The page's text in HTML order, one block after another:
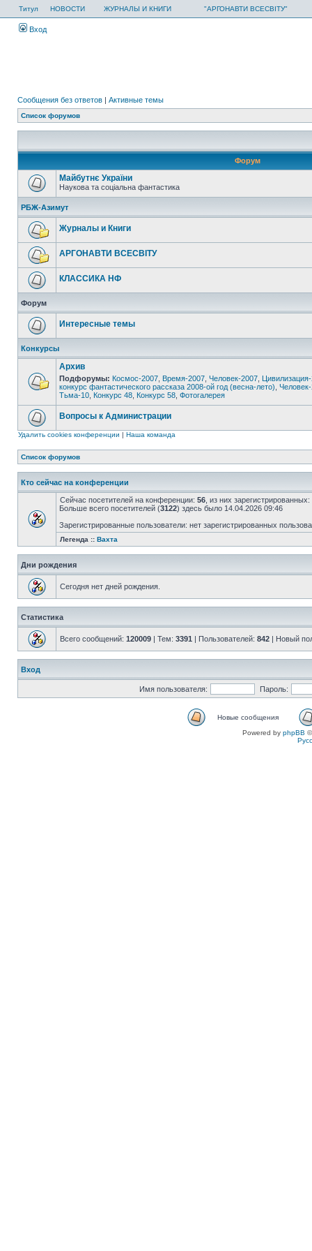
Титул НОВОСТИ ЖУРНАЛЫ И КНИГИ "АРГОНАВТИ ВСЕСВІТУ"
Вход
Сообщения без ответов | Активные темы
Список форумов
Форум
Майбутнє України
Наукова та соціальна фантастика
РБЖ-Азимут
Журналы и Книги
АРГОНАВТИ ВСЕСВIТУ
КЛАССИКА НФ
Форум
Интересные темы
Конкурсы
Архив
Подфорумы: Космос-2007 Время-2007 Человек-2007
конкурс фантастического рассказа 2008-ой год (весна-лето)
Тьма-10 Конкурс 48 Конкурс 58 Фотогалерея
Вопросы к Администрации
Удалить cookies конференции | Наша команда
Список форумов
Кто сейчас на конференции
Сейчас посетителей на конференции: 56 , из них
Больше всего посетителей (3122) здесь было 14.04.2026 09:46
Зарегистрированные пользователи: нет зарегистрированных
Легенда :: Вахта
Дни рождения
Сегодня нет дней рождения.
Статистика
Всего сообщений: 120009 | Тем: 3391 | Пользователей: 842 | Новый
Вход
Имя пользователя: Пароль:
Новые сообщения
Powered by phpBB